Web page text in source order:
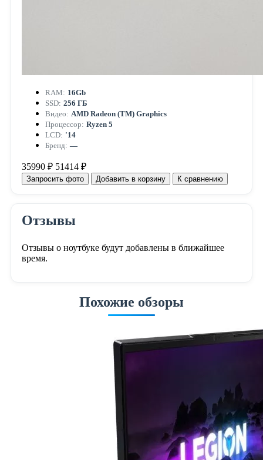
RAM: 16Gb
SSD: 256 ГБ
Видео: AMD Radeon (TM) Graphics
Процессор: Ryzen 5
LCD: '14
Бренд: —
35990 ₽ 51414 ₽
Запросить фото Добавить в корзину К сравнению
Отзывы
Отзывы о ноутбуке будут добавлены в ближайшее
время.
Похожие обзоры